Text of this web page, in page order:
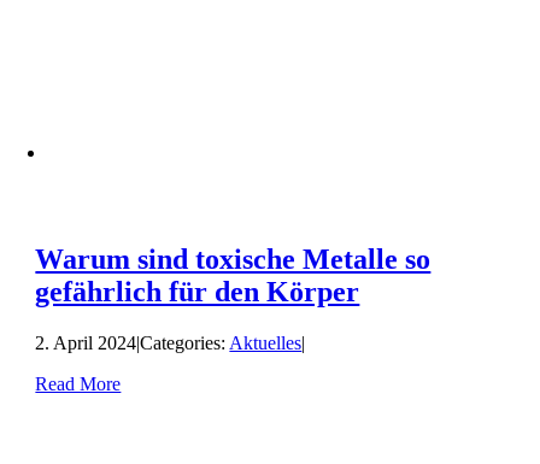
Warum sind toxische Metalle so
gefährlich für den Körper
2. April 2024|Categories: Aktuelles|
Read More